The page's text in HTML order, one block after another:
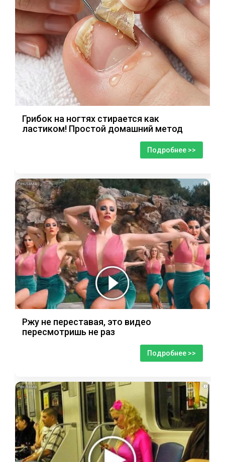
Грибок на ногтях стирается как
ластиком! Простой домашний метод
Подробнее >>
i
Ржу не переставая, это видео
пересмотришь не раз
Подробнее >>
i